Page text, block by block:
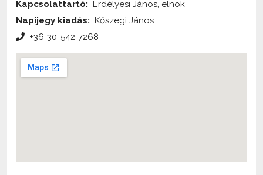
Kapcsolattartó: Erdélyesi János, elnök
Napijegy kiadás: Kőszegi János
+36-30-542-7268